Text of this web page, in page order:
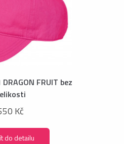
FRUIT bez
Kč
do detailu